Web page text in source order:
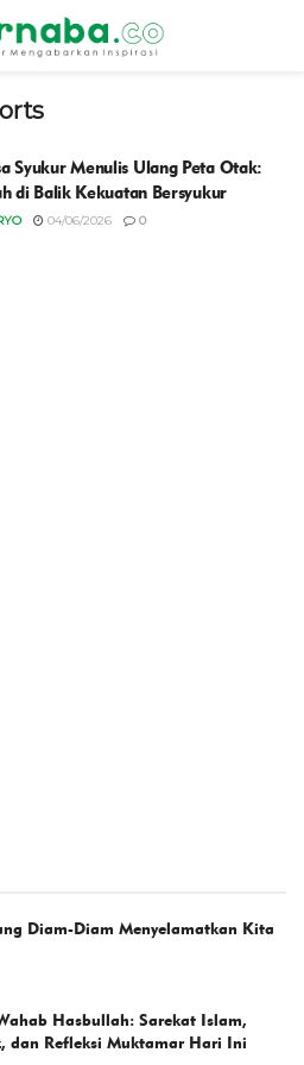
Syukur Menulis Ulang Peta Otak:
di Balik Kekuatan Bersyukur
04/06/2026 0
Diam-Diam Menyelamatkan Kita
Hasbullah: Sarekat Islam,
dan Refleksi Muktamar Hari Ini